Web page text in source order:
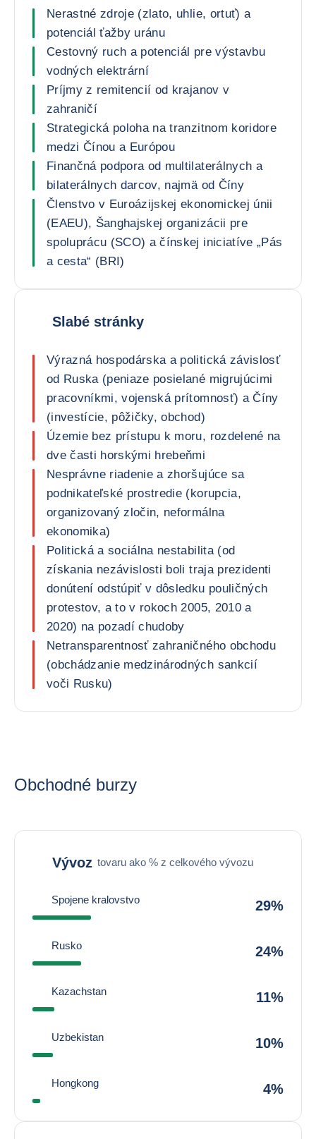
Nerastné zdroje (zlato, uhlie, ortuť) a
potenciál ťažby uránu
Cestovný ruch a potenciál pre výstavbu
vodných elektrární
Príjmy z remitencií od krajanov v
zahraničí
Strategická poloha na tranzitnom koridore
medzi Čínou a Európou
Finančná podpora od multilaterálnych a
bilaterálnych darcov, najmä od Číny
Členstvo v Euroázijskej ekonomickej únii
(EAEU), Šanghajskej organizácii pre
spoluprácu (SCO) a čínskej iniciatíve „Pás
a cesta“ (BRI)
Slabé stránky
Výrazná hospodárska a politická závislosť
od Ruska (peniaze posielané migrujúcimi
pracovníkmi, vojenská prítomnosť) a Číny
(investície, pôžičky, obchod)
Územie bez prístupu k moru, rozdelené na
dve časti horskými hrebeňmi
Nesprávne riadenie a zhoršujúce sa
podnikateľské prostredie (korupcia,
organizovaný zločin, neformálna
ekonomika)
Politická a sociálna nestabilita (od
získania nezávislosti boli traja prezidenti
donútení odstúpiť v dôsledku pouličných
protestov, a to v rokoch 2005, 2010 a
2020) na pozadí chudoby
Netransparentnosť zahraničného obchodu
(obchádzanie medzinárodných sankcií
voči Rusku)
Obchodné burzy
Vývoz tovaru ako % z celkového vývozu
Spojene kralovstvo 29%
Rusko 24%
Kazachstan 11%
Uzbekistan 10%
Hongkong 4%